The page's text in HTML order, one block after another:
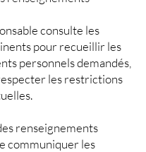
consulte les
pour recueillir les
personnels demandés,
les restrictions
renseignements
communiquer les